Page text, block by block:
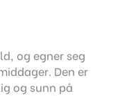
og egner seg
Den er
og sunn på